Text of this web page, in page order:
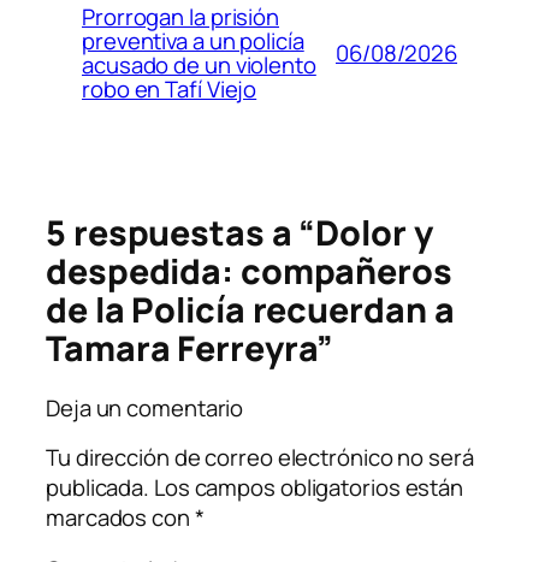
Prorrogan la prisión
preventiva a un policía
acusado de un violento
robo en Tafí Viejo
06/08/2026
5 respuestas a “Dolor y
despedida: compañeros
de la Policía recuerdan a
Tamara Ferreyra”
Deja un comentario
Tu dirección de correo electrónico no será
publicada. Los campos obligatorios están
marcados con*